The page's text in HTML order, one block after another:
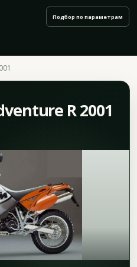
Подбор по параметрам
R 2001